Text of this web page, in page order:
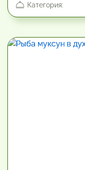
Категория: